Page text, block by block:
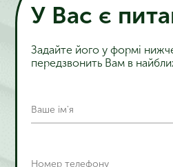
У Вас є
Задайте його у формі
передзвонить Вам в